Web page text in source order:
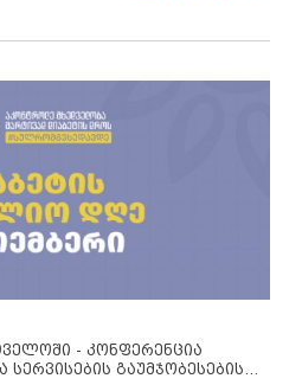
- კონფერენცია
გაუმჯობესების